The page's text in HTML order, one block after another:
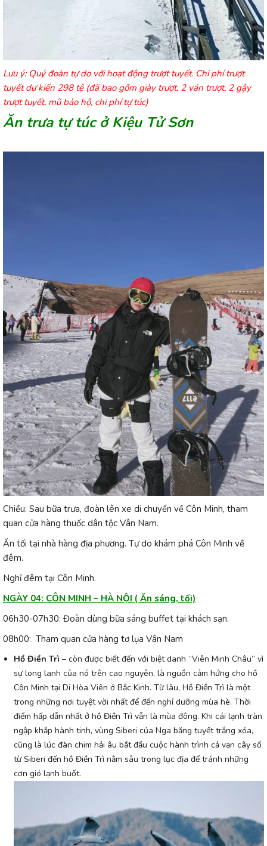
Lưu ý: Quý đoàn tự do với hoạt động trượt tuyết. Chi phí trượt
tuyết dự kiến 298 tệ (đã bao gồm giày trượt, 2 ván trượt, 2 gậy
trượt tuyết, mũ bảo hộ, chi phí tự túc)
Ăn trưa tự túc ở Kiệu Tử Sơn
Chiều: Sau bữa trưa, đoàn lên xe di chuyển về Côn Minh, tham
quan cửa hàng thuốc dân tộc Vân Nam.
Ăn tối tại nhà hàng địa phương. Tự do khám phá Côn Minh về
đêm.
Nghỉ đêm tại Côn Minh.
NGÀY 04: CÔN MINH – HÀ NỘI ( Ăn sáng, tối)
06h30-07h30: Đoàn dùng bữa sáng buffet tại khách sạn.
08h00: Tham quan cửa hàng tơ lụa Vân Nam
Hồ Điền Trì – còn được biết đến với biệt danh “Viên Minh Châu” vì
sự long lanh của nó trên cao nguyên, là nguồn cảm hứng cho hồ
Côn Minh tại Di Hòa Viên ở Bắc Kinh. Từ lâu, Hồ Điền Trì là một
trong những nơi tuyệt vời nhất để đến nghỉ dưỡng mùa hè. Thời
điểm hấp dẫn nhất ở hồ Điền Trì vẫn là mùa đông. Khi cái lạnh tràn
ngập khắp hành tinh, vùng Siberi của Nga băng tuyết trắng xóa,
cũng là lúc đàn chim hải âu bắt đầu cuộc hành trình cả vạn cây số
từ Siberi đến hồ Điền Trì nằm sâu trong lục địa để tránh những
cơn gió lạnh buốt.